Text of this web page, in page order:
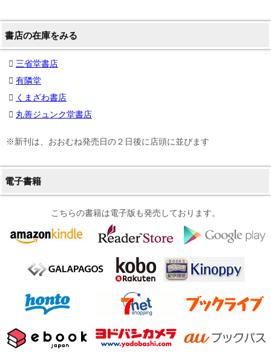
書店の在庫をみる
三省堂書店
有隣堂
くまざわ書店
丸善ジュンク堂書店
※新刊は、おおむね発売日の２日後に店頭に並びます
電子書籍
こちらの書籍は電子版も発売しております。